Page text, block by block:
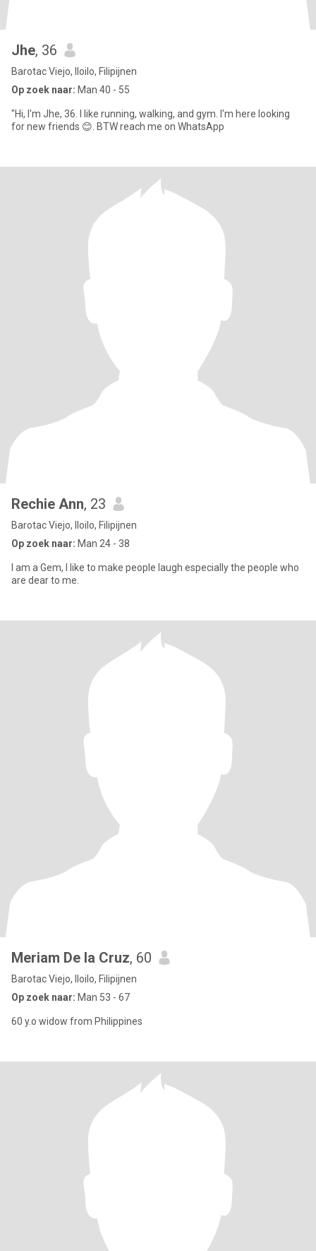
Jhe, 36
Barotac Viejo, Iloilo, Filipijnen
Op zoek naar: Man 40 - 55
"Hi, I'm Jhe, 36. I like running, walking, and gym. I'm here looking
for new friends 😊. BTW reach me on WhatsApp
Rechie Ann, 23
Barotac Viejo, Iloilo, Filipijnen
Op zoek naar: Man 24 - 38
I am a Gem, I like to make people laugh especially the people who
are dear to me.
Meriam De la Cruz, 60
Barotac Viejo, Iloilo, Filipijnen
Op zoek naar: Man 53 - 67
60 y.o widow from Philippines